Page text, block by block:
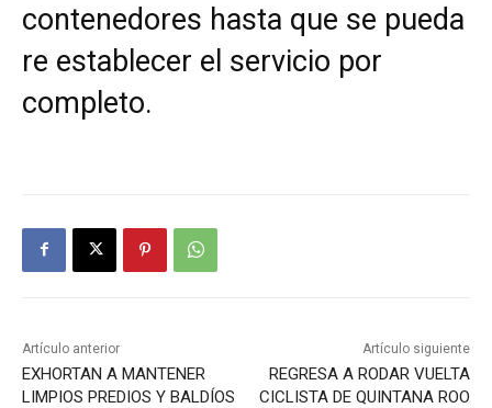
contenedores hasta que se pueda
re establecer el servicio por
completo.
Artículo anterior
EXHORTAN A MANTENER
LIMPIOS PREDIOS Y BALDÍOS
Artículo siguiente
REGRESA A RODAR VUELTA
CICLISTA DE QUINTANA ROO